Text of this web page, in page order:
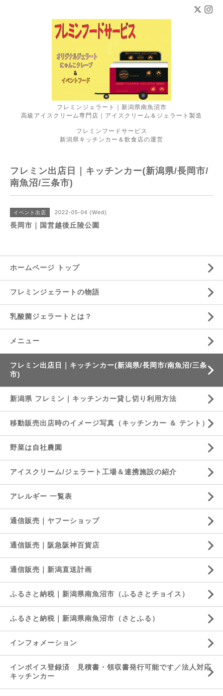
フレミンジェラート｜新潟県南魚沼市
高級アイスクリーム専門店｜アイスクリーム＆ジェラート製造
フレミンフードサービス
新潟県キッチンカー＆飲食店の運営
フレミン出店日｜キッチンカー(新潟県/長岡市/
南魚沼/三条市)
イベント出店 2022-05-04 (Wed)
長岡市｜国営越後丘陵公園
ホームページ トップ
フレミンジェラートの物語
乳酸菌ジェラートとは？
メニュー
フレミン出店日｜キッチンカー(新潟県/長岡市/南魚沼/三条
市)
新潟県 フレミン｜キッチンカー貸し切り利用方法
移動販売出店時のイメージ写真（キッチンカー ＆ テント）
野菜は自社農園
アイスクリーム/ジェラート工場＆連携施設の紹介
アレルギー 一覧表
通信販売｜ヤフーショップ
通信販売｜阪急阪神百貨店
通信販売｜新潟直送計画
ふるさと納税｜新潟県南魚沼市（ふるさとチョイス）
ふるさと納税｜新潟県南魚沼市（さとふる）
インフォメーション
インボイス登録済 見積書・領収書発行可能です／法人対応
キッチンカー